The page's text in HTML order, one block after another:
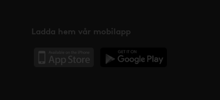
Ladda hem vår mobilapp